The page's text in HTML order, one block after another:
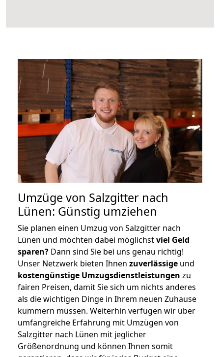
Umzüge von Salzgitter nach
Lünen: Günstig umziehen
Sie planen einen Umzug von Salzgitter nach
Lünen und möchten dabei möglichstviel Geld
sparen? Dann sind Sie bei uns genau richtig!
Unser Netzwerk bieten Ihnen zuverlässige und
kostengünstige Umzugsdienstleistungen zu
fairen Preisen, damit Sie sich um nichts anderes
als die wichtigen Dinge in Ihrem neuen Zuhause
kümmern müssen. Weiterhin verfügen wir über
umfangreiche Erfahrung mit Umzügen von
Salzgitter nach Lünen mit jeglicher
Größenordnung und können Ihnen somit